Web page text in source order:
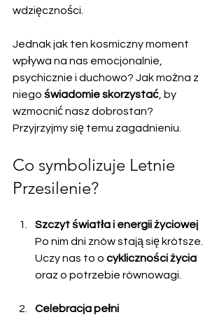
wdzięczności.
Jednak jak ten kosmiczny moment
wpływa na nas emocjonalnie,
psychicznie i duchowo? Jak można z
niego świadomie skorzystać , by
wzmocnić nasz dobrostan?
Przyjrzyjmy się temu zagadnieniu.
Co symbolizuje Letnie
Przesilenie?
Szczyt światła i energii życiowej
Po nim dni znów stają się krótsze.
Uczy nas to o cykliczności życia
oraz o potrzebie równowagi.
Celebracja pełni